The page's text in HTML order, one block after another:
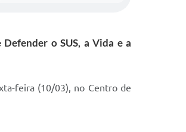
o SUS, a Vida e a
feira (10/03), no Centro de